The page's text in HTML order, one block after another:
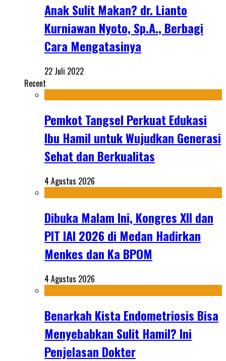
Anak Sulit Makan? dr. Lianto
Kurniawan Nyoto, Sp.A., Berbagi
Cara Mengatasinya
22 Juli 2022
Recent
Pemkot Tangsel Perkuat Edukasi
Ibu Hamil untuk Wujudkan Generasi
Sehat dan Berkualitas
4 Agustus 2026
Dibuka Malam Ini, Kongres XII dan
PIT IAI 2026 di Medan Hadirkan
Menkes dan Ka BPOM
4 Agustus 2026
Benarkah Kista Endometriosis Bisa
Menyebabkan Sulit Hamil? Ini
Penjelasan Dokter